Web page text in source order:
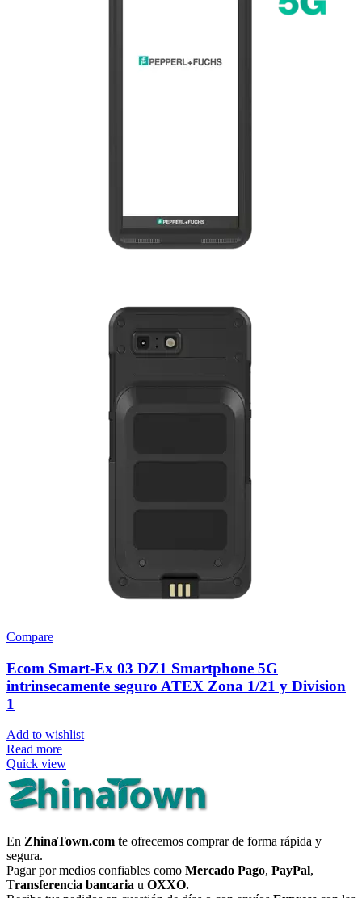
Compare
Ecom Smart-Ex 03 DZ1 Smartphone 5G
intrinsecamente seguro ATEX Zona 1/21 y Division
1
Add to wishlist
Read more
Quick view
En ZhinaTown.com te ofrecemos comprar de forma rápida y
segura.
Pagar por medios confiables como Mercado Pago, PayPal,
Transferencia bancaria u OXXO.